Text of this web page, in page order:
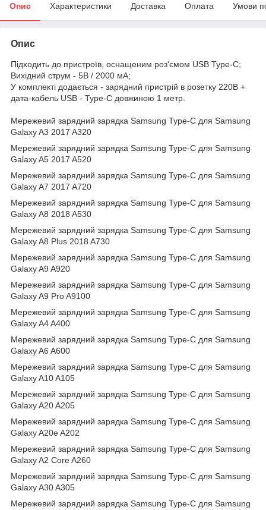
Опис Характеристики Доставка Оплата Умови
Опис
Підходить до пристроїв, оснащеним роз'ємом USB Type-C;
Вихідний струм - 5B / 2000 мА;
У комплекті додається - зарядний пристрій в розетку 220В +
дата-кабель USB - Type-C довжиною 1 метр.
Мережевий зарядний зарядка Samsung Type-C для Samsung
Galaxy A3 2017 A320
Мережевий зарядний зарядка Samsung Type-C для Samsung
Galaxy A5 2017 A520
Мережевий зарядний зарядка Samsung Type-C для Samsung
Galaxy A7 2017 A720
Мережевий зарядний зарядка Samsung Type-C для Samsung
Galaxy A8 2018 A530
Мережевий зарядний зарядка Samsung Type-C для Samsung
Galaxy A8 Plus 2018 A730
Мережевий зарядний зарядка Samsung Type-C для Samsung
Galaxy A9 A920
Мережевий зарядний зарядка Samsung Type-C для Samsung
Galaxy A9 Pro A9100
Мережевий зарядний зарядка Samsung Type-C для Samsung
Galaxy A4 A400
Мережевий зарядний зарядка Samsung Type-C для Samsung
Galaxy A6 A600
Мережевий зарядний зарядка Samsung Type-C для Samsung
Galaxy A10 A105
Мережевий зарядний зарядка Samsung Type-C для Samsung
Galaxy A20 A205
Мережевий зарядний зарядка Samsung Type-C для Samsung
Galaxy A20e A202
Мережевий зарядний зарядка Samsung Type-C для Samsung
Galaxy A2 Core A260
Мережевий зарядний зарядка Samsung Type-C для Samsung
Galaxy A30 A305
Мережевий зарядний зарядка Samsung Type-C для Samsung